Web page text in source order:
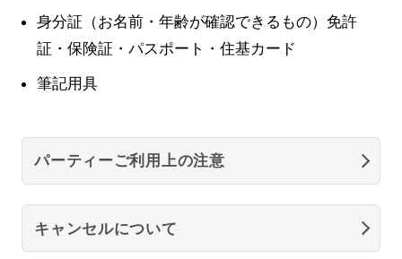
身分証（お名前・年齢が確認できるもの）免許
証・保険証・パスポート・住基カード
筆記用具
パーティーご利用上の注意
キャンセルについて